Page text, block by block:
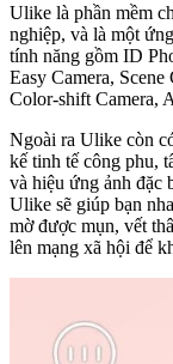
Ulike là phần mềm
nghiệp, và là một
tính năng gồm ID
Easy Camera,
Color-shift Camera,
Ngoài ra Ulike còn
kế tinh tế công phu,
và hiệu ứng ảnh đặc
Ulike sẽ giúp bạn
mờ được mụn, vết
lên mạng xã hội để